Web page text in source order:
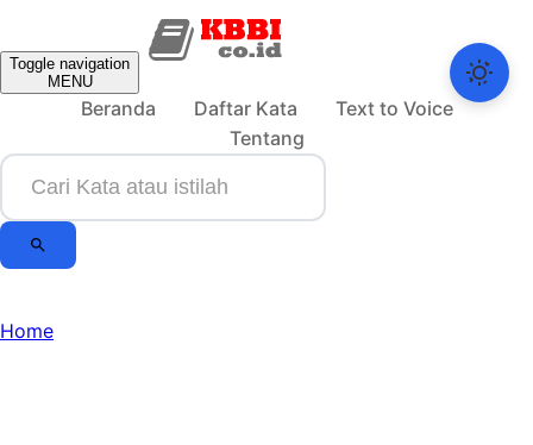
Toggle navigation
MENU
Beranda Daftar Kata
Text to Voice
Tentang
Home